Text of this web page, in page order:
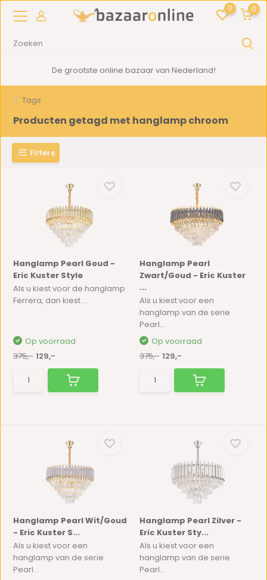
0 0
De grootste online bazaar van Nederland!
Tags
Producten getagd met hanglamp chroom
Filters
Hanglamp Pearl Goud -
Eric Kuster Style
Als u kiest voor de hanglamp
Ferrera, dan kiest ...
Op voorraad
375,- 129,-
Hanglamp Pearl
Zwart/Goud - Eric Kuster
...
Als u kiest voor een
hanglamp van de serie
Pearl...
Op voorraad
375,- 129,-
Hanglamp Pearl Wit/Goud
- Eric Kuster S...
Als u kiest voor een
hanglamp van de serie
Pearl...
Hanglamp Pearl Zilver -
Eric Kuster Sty...
Als u kiest voor een
hanglamp van de serie
Pearl...